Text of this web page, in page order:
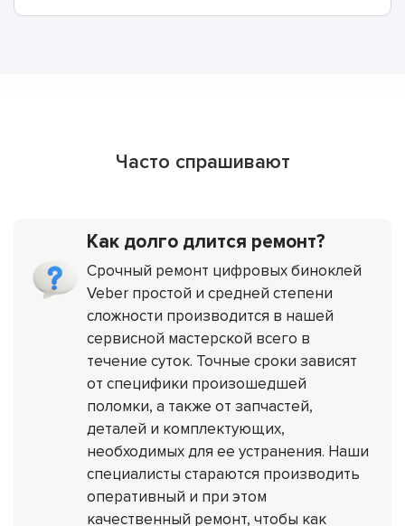
Часто спрашивают
Как долго длится ремонт?
Срочный ремонт цифровых биноклей
Veber простой и средней степени
сложности производится в нашей
сервисной мастерской всего в
течение суток. Точные сроки зависят
от специфики произошедшей
поломки, а также от запчастей,
деталей и комплектующих,
необходимых для ее устранения. Наши
специалисты стараются производить
оперативный и при этом
качественный ремонт, чтобы как